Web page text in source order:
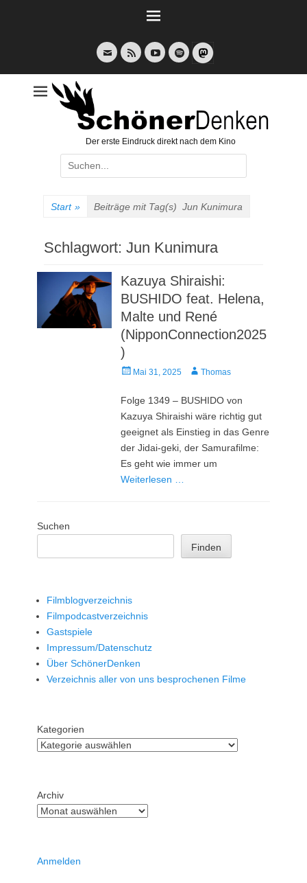
E-
Mail
Feed YouTubeSpotify
Der erste Eindruck direkt nach dem Kino
Suche
nach:
Start » Beiträge mit Tag(s) Jun Kunimura
Schlagwort: Jun Kunimura
Kazuya Shiraishi:
BUSHIDO feat. Helena,
Malte und René
(NipponConnection2025
)
Veröffentlicht
Mai 31, 2025 AutorThomas
Folge 1349 – BUSHIDO von
Kazuya Shiraishi wäre richtig gut
geeignet als Einstieg in das Genre
der Jidai-geki, der Samurafilme:
Es geht wie immer um
Weiterlesen …
Suchen
Finden
Filmblogverzeichnis
Filmpodcastverzeichnis
Gastspiele
Impressum/Datenschutz
Über SchönerDenken
Verzeichnis aller von uns besprochenen Filme
Kategorien
Archiv
Anmelden